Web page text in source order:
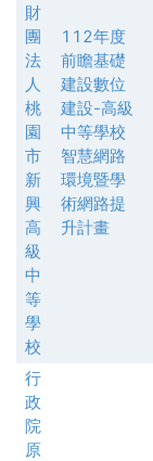
財
團
法
人
桃
園
市
新
興
高
級
中
等
學
校
112年度
前瞻基礎
建設數位
建設-高級
中等學校
智慧網路
環境暨學
術網路提
升計畫
行
政
院
原